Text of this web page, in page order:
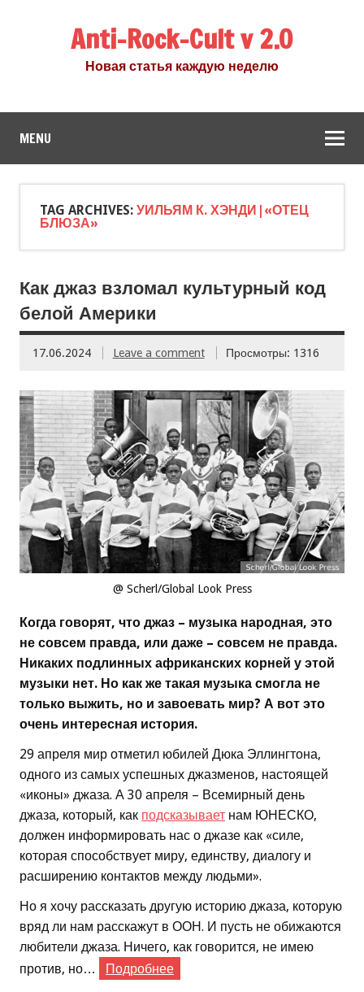
Anti-Rock-Cult v 2.0
Новая статья каждую неделю
MENU
TAG ARCHIVES: УИЛЬЯМ К. ХЭНДИ|«ОТЕЦ
БЛЮЗА»
Как джаз взломал культурный код
белой Америки
17.06.2024 Leave a comment Просмотры: 1316
@ Scherl/Global Look Press
Когда говорят, что джаз – музыка народная, это
не совсем правда, или даже – совсем не правда.
Никаких подлинных африканских корней у этой
музыки нет. Но как же такая музыка смогла не
только выжить, но и завоевать мир? А вот это
очень интересная история.
29 апреля мир отметил юбилей Дюка Эллингтона,
одного из самых успешных джазменов, настоящей
«иконы» джаза. А 30 апреля – Всемирный день
джаза, который, как подсказывает нам ЮНЕСКО,
должен информировать нас о джазе как «силе,
которая способствует миру, единству, диалогу и
расширению контактов между людьми».
Но я хочу рассказать другую историю джаза, которую
вряд ли нам расскажут в ООН. И пусть не обижаются
любители джаза. Ничего, как говорится, не имею
против, но…
Подробнее